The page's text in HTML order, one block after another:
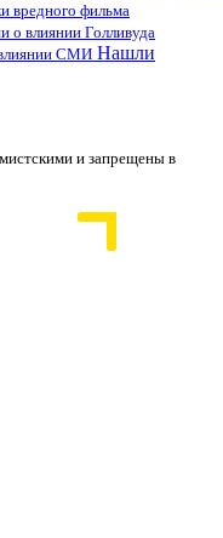
вредного фильма
о влиянии Голливуда
СМИ Нашли
и запрещены в